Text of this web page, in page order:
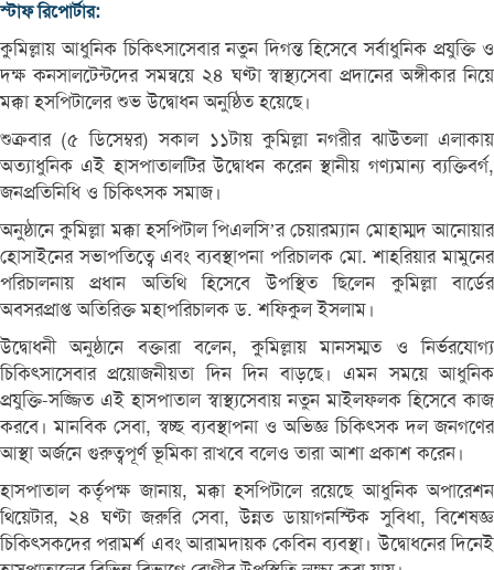
স্টাফ রিপোর্টার:
কুমিল্লায় আধুনিক চিকিৎসাসেবার নতুন দিগন্ত হিসেবে সর্বাধুনিক প্রযুক্তি ও
দক্ষ কনসালটেন্টদের সমন্বয়ে ২৪ ঘণ্টা স্বাস্থ্যসেবা প্রদানের অঙ্গীকার নিয়ে
মক্কা হসপিটালের শুভ উদ্বোধন অনুষ্ঠিত হয়েছে।
শুক্রবার (৫ ডিসেম্বর) সকাল ১১টায় কুমিল্লা নগরীর ঝাউতলা এলাকায়
অত্যাধুনিক এই হাসপাতালটির উদ্বোধন করেন স্থানীয় গণ্যমান্য ব্যক্তিবর্গ,
জনপ্রতিনিধি ও চিকিৎসক সমাজ।
অনুষ্ঠানে কুমিল্লা মক্কা হসপিটাল পিএলসি’র চেয়ারম্যান মোহাম্মদ আনোয়ার
হোসাইনের সভাপতিত্বে এবং ব্যবস্থাপনা পরিচালক মো. শাহরিয়ার মামুনের
পরিচালনায় প্রধান অতিথি হিসেবে উপস্থিত ছিলেন কুমিল্লা বার্ডের
অবসরপ্রাপ্ত অতিরিক্ত মহাপরিচালক ড. শফিকুল ইসলাম।
উদ্বোধনী অনুষ্ঠানে বক্তারা বলেন, কুমিল্লায় মানসম্মত ও নির্ভরযোগ্য
চিকিৎসাসেবার প্রয়োজনীয়তা দিন দিন বাড়ছে। এমন সময়ে আধুনিক
প্রযুক্তি-সজ্জিত এই হাসপাতাল স্বাস্থ্যসেবায় নতুন মাইলফলক হিসেবে কাজ
করবে। মানবিক সেবা, স্বচ্ছ ব্যবস্থাপনা ও অভিজ্ঞ চিকিৎসক দল জনগণের
আস্থা অর্জনে গুরুত্বপূর্ণ ভূমিকা রাখবে বলেও তারা আশা প্রকাশ করেন।
হাসপাতাল কর্তৃপক্ষ জানায়, মক্কা হসপিটালে রয়েছে আধুনিক অপারেশন
থিয়েটার, ২৪ ঘণ্টা জরুরি সেবা, উন্নত ডায়াগনস্টিক সুবিধা, বিশেষজ্ঞ
চিকিৎসকদের পরামর্শ এবং আরামদায়ক কেবিন ব্যবস্থা। উদ্বোধনের দিনেই